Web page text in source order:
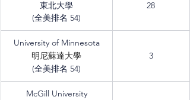
東北大學
(全美排名 54)
28
University of Minnesota
明尼蘇達大學
(全美排名 54)
3
McGill University